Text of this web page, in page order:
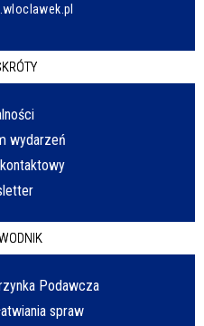
wydarzeń
Podawcza
spraw